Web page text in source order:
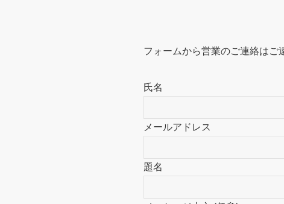
フォームから営業のご連絡はご
氏名
メールアドレス
題名